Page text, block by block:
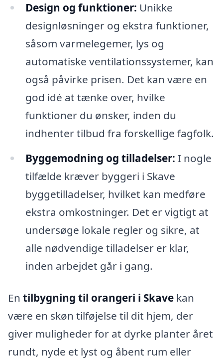
Design og funktioner: Unikke
designløsninger og ekstra funktioner,
såsom varmelegemer, lys og
automatiske ventilationssystemer, kan
også påvirke prisen. Det kan være en
god idé at tænke over, hvilke
funktioner du ønsker, inden du
indhenter tilbud fra forskellige fagfolk.
Byggemodning og tilladelser: I nogle
tilfælde kræver byggeri i Skave
byggetilladelser, hvilket kan medføre
ekstra omkostninger. Det er vigtigt at
undersøge lokale regler og sikre, at
alle nødvendige tilladelser er klar,
inden arbejdet går i gang.
En tilbygning til orangeri i Skave kan
være en skøn tilføjelse til dit hjem, der
giver muligheder for at dyrke planter året
rundt, nyde et lyst og åbent rum eller